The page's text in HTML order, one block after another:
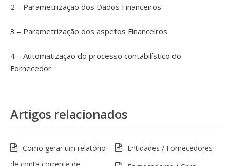
2 – Parametrização dos Dados Financeiros
3 – Parametrização dos aspetos Financeiros
4 – Automatização do processo contabilístico do
Fornecedor
Artigos relacionados
Como gerar um relatório
Entidades / Fornecedores